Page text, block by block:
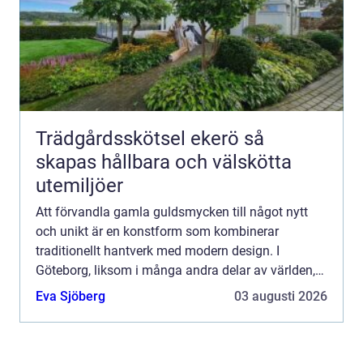
Trädgårdsskötsel ekerö så
skapas hållbara och välskötta
utemiljöer
Att förvandla gamla guldsmycken till något nytt
och unikt är en konstform som kombinerar
traditionellt hantverk med modern design. I
Göteborg, liksom i många andra delar av världen,
finns det ett ökande intresse för att återanvända
Eva Sjöberg 03 augusti 2026